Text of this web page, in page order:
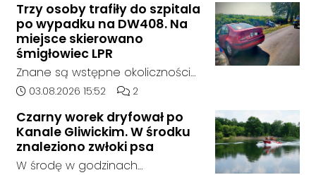
godziny 6:30 kierujący
samochodem marki Honda
zjechał z drogi i uderzył w
sygnalizator świetlny.
Trzy osoby trafiły do szpitala
po wypadku na DW408. Na
miejsce skierowano
śmigłowiec LPR
Znane są wstępne okoliczności
zdarzenia drogowego, do
14:30 na drodze wojewódzkiej nr
408 pomiędzy Starym Koźlem a
Bierawą.
Data dodania artykułu:
03.08.2026 15:52 Liczba komentarzy artykułu:
2
Czarny worek dryfował po
Kanale Gliwickim. W środku
znaleziono zwłoki psa
W środę w godzinach